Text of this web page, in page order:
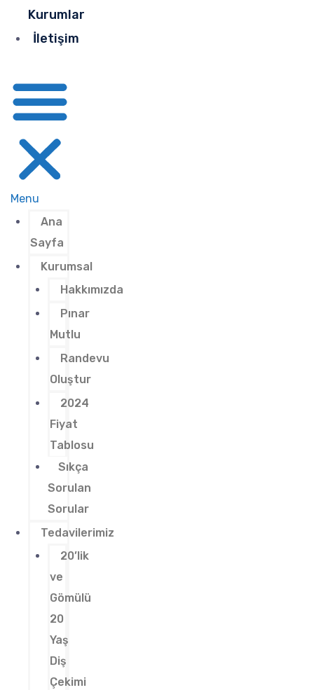
Kurumlar
İletişim
Menu
Ana
Sayfa
Kurumsal
Hakkımızda
Pınar
Mutlu
Randevu
Oluştur
2024
Fiyat
Tablosu
Sıkça
Sorulan
Sorular
Tedavilerimiz
20’lik
ve
Gömülü
20
Yaş
Diş
Çekimi